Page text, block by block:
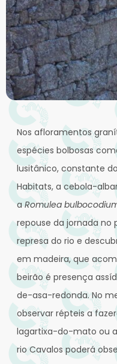
Nos afloramentos
espécies bolbosas
lusitânico, constante
Habitats, a cebola-
aRomulea
repouse da jornada no
represa do rio e
em madeira, que
beirão é presença
de-asa-redonda. No
observar répteis a
lagartixa-do-mato ou
rio Cavalos poderá